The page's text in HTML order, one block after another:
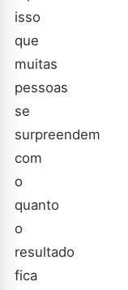
isso
que
muitas
pessoas
se
surpreendem
com
o
quanto
o
resultado
fica